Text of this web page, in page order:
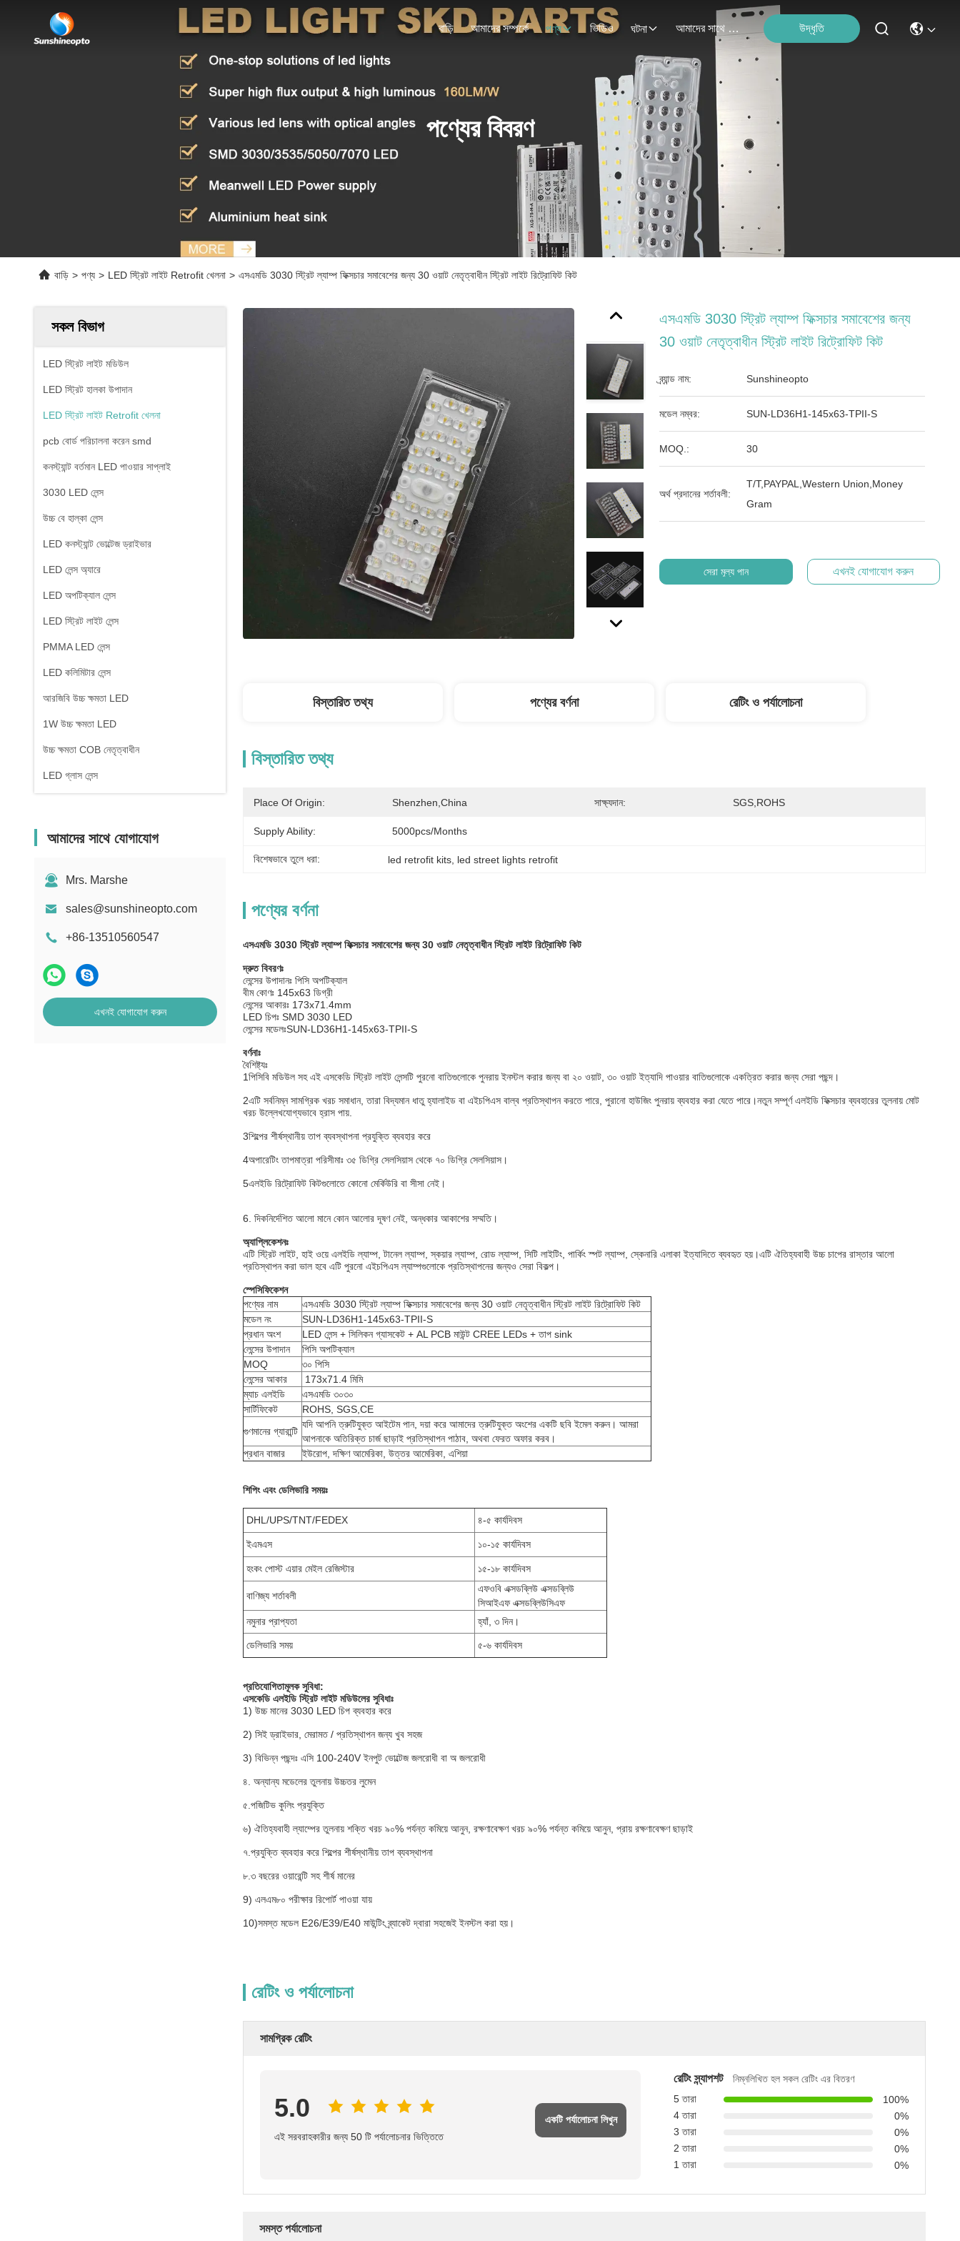
বাড়ি আমাদের সম্পর্কে পণ্য ভিডিও ঘটনা আমাদের সাথে যোগাযোগ উদ্ধৃতি
পণ্যের বিবরণ
বাড়ি > পণ্য > LED স্ট্রিট লাইট Retrofit খেলনা > এসএমডি 3030 স্ট্রিট ল্যাম্প ফিক্সচার সমাবেশের জন্য 30 ওয়াট নেতৃত্বাধীন স্ট্রিট লাইট রিট্রোফিট কিট
সকল বিভাগ
LED স্ট্রিট লাইট মডিউল
LED স্ট্রিট হালকা উপাদান
LED স্ট্রিট লাইট Retrofit খেলনা
pcb বোর্ড পরিচালনা করেন smd
কনস্ট্যান্ট বর্তমান LED পাওয়ার সাপ্লাই
3030 LED লেন্স
উচ্চ বে হাল্কা লেন্স
LED কনস্ট্যান্ট ভোল্টেজ ড্রাইভার
LED লেন্স অ্যারে
LED অপটিক্যাল লেন্স
LED স্ট্রিট লাইট লেন্স
PMMA LED লেন্স
LED কলিমিটার লেন্স
আরজিবি উচ্চ ক্ষমতা LED
1W উচ্চ ক্ষমতা LED
উচ্চ ক্ষমতা COB নেতৃত্বাধীন
LED গ্লাস লেন্স
আমাদের সাথে যোগাযোগ
Mrs. Marshe
sales@sunshineopto.com
+86-13510560547
এখনই যোগাযোগ করুন
এসএমডি 3030 স্ট্রিট ল্যাম্প ফিক্সচার সমাবেশের জন্য
30 ওয়াট নেতৃত্বাধীন স্ট্রিট লাইট রিট্রোফিট কিট
ব্র্যান্ড নাম: Sunshineopto
মডেল নম্বর: SUN-LD36H1-145x63-TPII-S
MOQ.: 30
অর্থ প্রদানের শর্তাবলী:
T/T,PAYPAL,Western Union,Money
Gram
সেরা মূল্য পান এখনই যোগাযোগ করুন
বিস্তারিত তথ্য পণ্যের বর্ণনা রেটিং ও পর্যালোচনা
বিস্তারিত তথ্য
Place Of Origin: Shenzhen,China সাক্ষ্যদান: SGS,ROHS
Supply Ability: 5000pcs/months
বিশেষভাবে তুলে ধরা: led retrofit kits led street lights retrofit
পণ্যের বর্ণনা
এসএমডি 3030 স্ট্রিট ল্যাম্প ফিক্সচার সমাবেশের জন্য 30 ওয়াট নেতৃত্বাধীন স্ট্রিট লাইট রিট্রোফিট কিট
দ্রুত বিবরণঃ
লেন্সের উপাদানঃ পিসি অপটিক্যাল
বীম কোণঃ 145x63 ডিগ্রী
লেন্সের আকারঃ 173x71.4mm
LED চিপঃ SMD 3030 LED
লেন্সের মডেলঃSUN-LD36H1-145x63-TPII-S
বর্ণনাঃ
বৈশিষ্ট্যঃ
1পিসিবি মডিউল সহ এই এসকেডি স্ট্রিট লাইট লেন্সটি পুরনো বাতিগুলোকে পুনরায় ইনস্টল করার জন্য বা ২০ ওয়াট, ৩০ ওয়াট ইত্যাদি পাওয়ার বাতিগুলোকে একত্রিত করার জন্য সেরা পছন্দ।
2এটি সর্বনিম্ন সামগ্রিক খরচ সমাধান, তারা বিদ্যমান ধাতু হ্যালাইড বা এইচপিএস বাল্ব প্রতিস্থাপন করতে পারে, পুরানো হাউজিং পুনরায় ব্যবহার করা যেতে পারে।নতুন সম্পূর্ণ এলইডি ফিক্সচার ব্যবহারের তুলনায় মোট
খরচ উল্লেখযোগ্যভাবে হ্রাস পায়.
3শিল্পের শীর্ষস্থানীয় তাপ ব্যবস্থাপনা প্রযুক্তি ব্যবহার করে
4অপারেটিং তাপমাত্রা পরিসীমাঃ ৩৫ ডিগ্রি সেলসিয়াস থেকে ৭০ ডিগ্রি সেলসিয়াস।
5এলইডি রিট্রোফিট কিটগুলোতে কোনো মের্কিউরি বা সীসা নেই।
6. দিকনির্দেশিত আলো মানে কোন আলোর দূষণ নেই, অন্ধকার আকাশের সম্মতি।
অ্যাপ্লিকেশনঃ
এটি স্ট্রিট লাইট, হাই ওয়ে এলইডি ল্যাম্প, টানেল ল্যাম্প, স্কয়ার ল্যাম্প, রোড ল্যাম্প, সিটি লাইটিং, পার্কিং স্পট ল্যাম্প, স্কেনারি এলাকা ইত্যাদিতে ব্যবহৃত হয়।এটি ঐতিহ্যবাহী উচ্চ চাপের রাস্তার আলো
প্রতিস্থাপন করা ভাল হবে এটি পুরনো এইচপিএস ল্যাম্পগুলোকে প্রতিস্থাপনের জন্যও সেরা বিকল্প।
স্পেসিফিকেশন
পণ্যের নাম
এসএমডি 3030 স্ট্রিট ল্যাম্প ফিক্সচার সমাবেশের জন্য 30 ওয়াট নেতৃত্বাধীন স্ট্রিট লাইট রিট্রোফিট কিট
মডেল নং
SUN-LD36H1-145x63-TPII-S
প্রধান অংশ
LED লেন্স + সিলিকন গ্যাসকেট + AL PCB মাউন্ট CREE LEDs + তাপ sink
লেন্সের উপাদান
পিসি অপটিক্যাল
MOQ
৩০ পিসি
লেন্সের আকার
173x71.4 মিমি
ম্যাচ এলইডি
এসএমডি ৩০৩০
সার্টিফিকেট
ROHS, SGS,CE
গুণমানের গ্যারান্টি
যদি আপনি ত্রুটিযুক্ত আইটেম পান, দয়া করে আমাদের ত্রুটিযুক্ত অংশের একটি ছবি ইমেল করুন। আমরা
আপনাকে অতিরিক্ত চার্জ ছাড়াই প্রতিস্থাপন পাঠাব, অথবা ফেরত অফার করব।
প্রধান বাজার
ইউরোপ, দক্ষিণ আমেরিকা, উত্তর আমেরিকা, এশিয়া
শিপিং এবং ডেলিভারি সময়ঃ
DHL/UPS/TNT/FEDEX ৪-৫ কার্যদিবস
ইএমএস ১০-১৫ কার্যদিবস
হংকং পোস্ট এয়ার মেইল রেজিস্টার ১৫-১৮ কার্যদিবস
বাণিজ্য শর্তাবলী
এফওবি এক্সডব্লিউ এক্সডব্লিউ
সিআইএফ এক্সডব্লিউসিএফ
নমুনার প্রাপ্যতা
হ্যাঁ, ৩ দিন।
ডেলিভারি সময় ৫-৬ কার্যদিবস
প্রতিযোগিতামূলক সুবিধা:
এসকেডি এলইডি স্ট্রিট লাইট মডিউলের সুবিধাঃ
1) উচ্চ মানের 3030 LED চিপ ব্যবহার করে
2) সিই ড্রাইভার, মেরামত / প্রতিস্থাপন জন্য খুব সহজ
3) বিভিন্ন পছন্দঃ এসি 100-240V ইনপুট ভোল্টেজ জলরোধী বা অ জলরোধী
৪. অন্যান্য মডেলের তুলনায় উচ্চতর লুমেন
৫.পজিটিভ কুলিং প্রযুক্তি
৬) ঐতিহ্যবাহী ল্যাম্পের তুলনায় শক্তি খরচ ৯০% পর্যন্ত কমিয়ে আনুন, রক্ষণাবেক্ষণ খরচ ৯০% পর্যন্ত কমিয়ে আনুন, প্রায় রক্ষণাবেক্ষণ ছাড়াই
৭.প্রযুক্তি ব্যবহার করে শিল্পের শীর্ষস্থানীয় তাপ ব্যবস্থাপনা
৮.৩ বছরের ওয়ারেন্টি সহ শীর্ষ মানের
9) এলএম৮০ পরীক্ষার রিপোর্ট পাওয়া যায়
10)সমস্ত মডেল E26/E39/E40 মাউন্টিং ব্র্যাকেট দ্বারা সহজেই ইনস্টল করা হয়।
রেটিং ও পর্যালোচনা
সামগ্রিক রেটিং
5.0
এই সরবরাহকারীর জন্য 50 টি পর্যালোচনার ভিত্তিতে
একটি পর্যালোচনা লিখুন
রেটিং স্ন্যাপশট
নিম্নলিখিত হল সকল রেটিং এর বিতরণ
5 তারা
100%
4 তারা
0%
3 তারা
0%
2 তারা
0%
1 তারা
0%
সমস্ত পর্যালোচনা